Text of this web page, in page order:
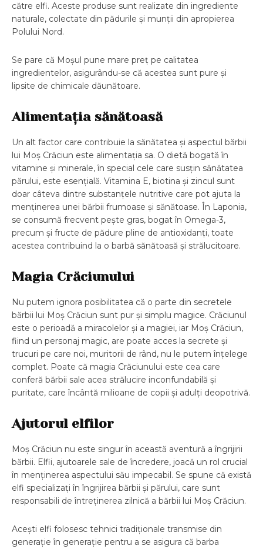
către elfi. Aceste produse sunt realizate din ingrediente
naturale, colectate din pădurile și munții din apropierea
Polului Nord.
Se pare că Moșul pune mare preț pe calitatea
ingredientelor, asigurându-se că acestea sunt pure și
lipsite de chimicale dăunătoare.
Alimentația sănătoasă
Un alt factor care contribuie la sănătatea și aspectul bărbii
lui Moș Crăciun este alimentația sa. O dietă bogată în
vitamine și minerale, în special cele care susțin sănătatea
părului, este esențială. Vitamina E, biotina și zincul sunt
doar câteva dintre substanțele nutritive care pot ajuta la
menținerea unei bărbii frumoase și sănătoase. În Laponia,
se consumă frecvent pește gras, bogat în Omega-3,
precum și fructe de pădure pline de antioxidanți, toate
acestea contribuind la o barbă sănătoasă și strălucitoare.
Magia Crăciunului
Nu putem ignora posibilitatea că o parte din secretele
bărbii lui Moș Crăciun sunt pur și simplu magice. Crăciunul
este o perioadă a miracolelor și a magiei, iar Moș Crăciun,
fiind un personaj magic, are poate acces la secrete și
trucuri pe care noi, muritorii de rând, nu le putem înțelege
complet. Poate că magia Crăciunului este cea care
conferă bărbii sale acea strălucire inconfundabilă și
puritate, care încântă milioane de copii și adulți deopotrivă.
Ajutorul elfilor
Moș Crăciun nu este singur în această aventură a îngrijirii
bărbii. Elfii, ajutoarele sale de încredere, joacă un rol crucial
în menținerea aspectului său impecabil. Se spune că există
elfi specializați în îngrijirea bărbii și părului, care sunt
responsabili de întreținerea zilnică a bărbii lui Moș Crăciun.
Acești elfi folosesc tehnici tradiționale transmise din
generație în generație pentru a se asigura că barba